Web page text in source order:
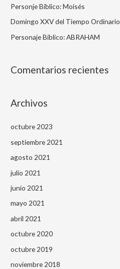
o
r
:
Personje Bíblico: Moisés
Domingo XXV del Tiempo Ordinario
Personaje Bíblico: ABRAHAM
Comentarios recientes
Archivos
octubre 2023
septiembre 2021
agosto 2021
julio 2021
junio 2021
mayo 2021
abril 2021
octubre 2020
octubre 2019
noviembre 2018